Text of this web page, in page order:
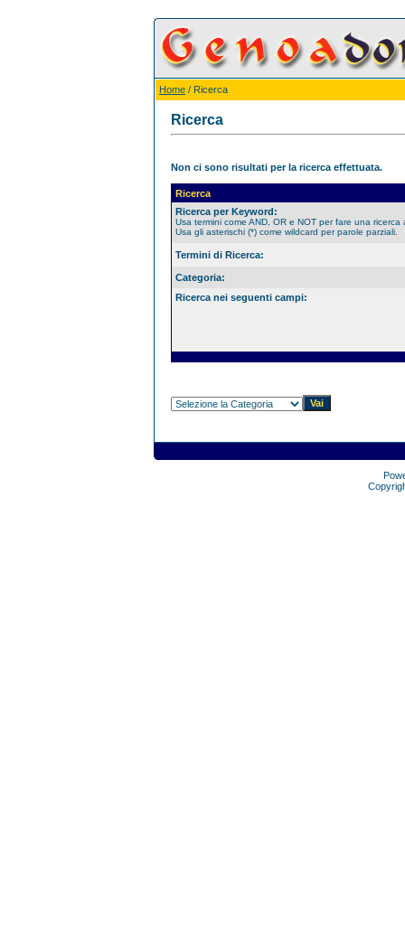
Home / Ricerca
Ricerca
Non ci sono risultati per la ricerca effettuata.
Ricerca
Ricerca per Keyword:
Usa termini come AND, OR e NOT per fare una ricerca
Usa gli asterischi (*) come wildcard per parole parziali.
Termini di Ricerca:
Categoria:
Ricerca nei seguenti campi: